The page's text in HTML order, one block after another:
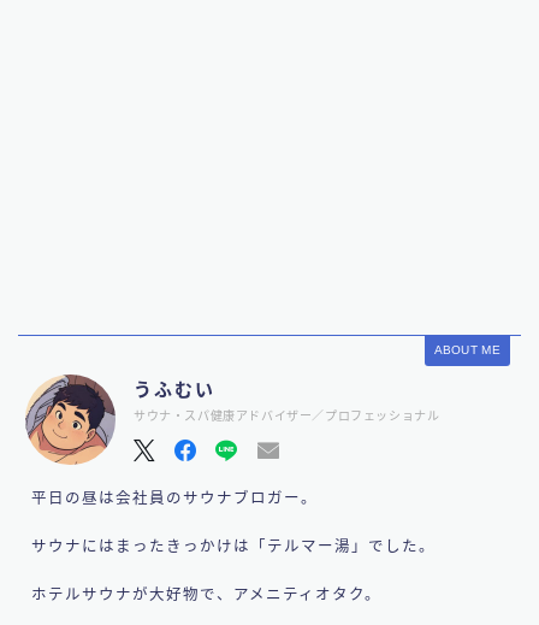
ABOUT ME
うふむい
サウナ・スパ健康アドバイザー／プロフェッショナル
平日の昼は会社員のサウナブロガー。
サウナにはまったきっかけは「テルマー湯」でした。
ホテルサウナが大好物で、アメニティオタク。